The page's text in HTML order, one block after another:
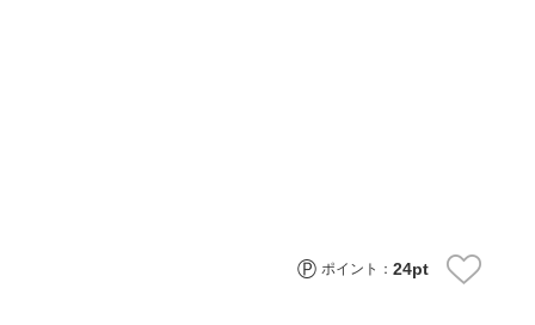
ポイント：24pt